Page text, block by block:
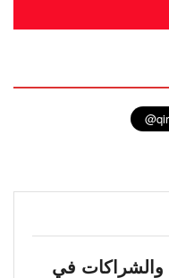
والشراكات في